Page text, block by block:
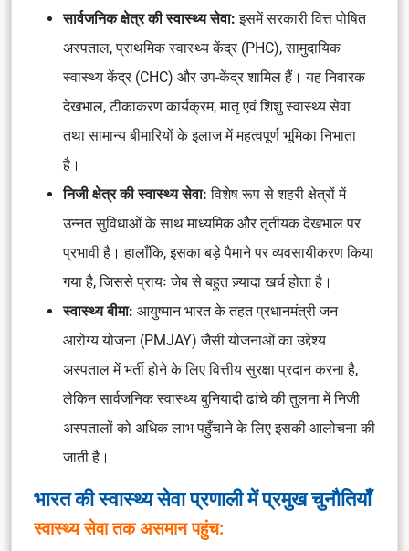
सार्वजनिक क्षेत्र की स्वास्थ्य सेवा:इसमें सरकारी वित्त पोषित
अस्पताल, प्राथमिक स्वास्थ्य केंद्र (PHC), सामुदायिक
स्वास्थ्य केंद्र (CHC) और उप-केंद्र शामिल हैं। यह निवारक
देखभाल, टीकाकरण कार्यक्रम, मातृ एवं शिशु स्वास्थ्य सेवा
तथा सामान्य बीमारियों के इलाज में महत्वपूर्ण भूमिका निभाता
है।
निजी क्षेत्र की स्वास्थ्य सेवा: विशेष रूप से शहरी क्षेत्रों में
उन्नत सुविधाओं के साथ माध्यमिक और तृतीयक देखभाल पर
प्रभावी है। हालाँकि, इसका बड़े पैमाने पर व्यवसायीकरण किया
गया है, जिससे प्रायः जेब से बहुत ज़्यादा खर्च होता है।
स्वास्थ्य बीमा: आयुष्मान भारत के तहत प्रधानमंत्री जन
आरोग्य योजना (PMJAY) जैसी योजनाओं का उद्देश्य
अस्पताल में भर्ती होने के लिए वित्तीय सुरक्षा प्रदान करना है,
लेकिन सार्वजनिक स्वास्थ्य बुनियादी ढांचे की तुलना में निजी
अस्पतालों को अधिक लाभ पहुँचाने के लिए इसकी आलोचना की
जाती है।
भारत की स्वास्थ्य सेवा प्रणाली में प्रमुख चुनौतियाँ
स्वास्थ्य सेवा तक असमान पहुंच: